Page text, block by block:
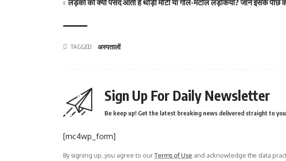
लड़कों को क्यों पसंद आती हैं थोड़ी मोटी या गोल-मटोल लड़कियाँ? जानें इसके पीछे
TAGGED: अस्पतालों
Sign Up For Daily Newsletter
Be keep up! Get the latest breaking news delivered straight to
[mc4wp_form]
By signing up, you agree to ourTerms of Use and acknowledge the data